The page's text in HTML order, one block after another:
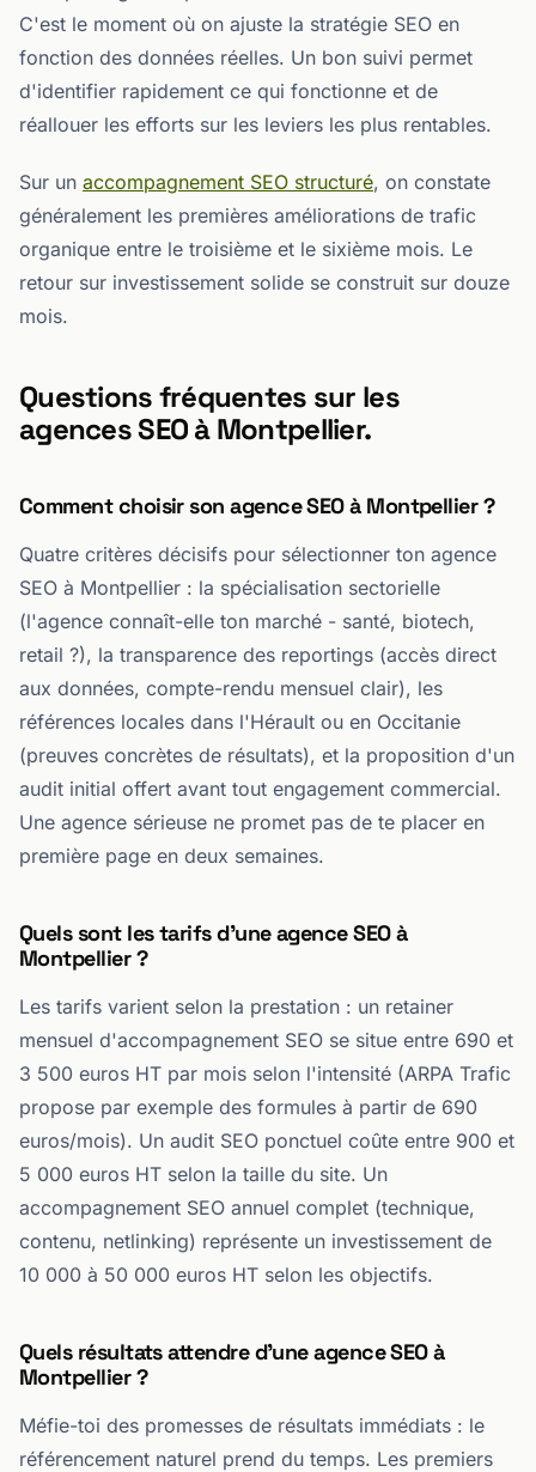
C'est le moment où on ajuste la stratégie SEO en
fonction des données réelles. Un bon suivi permet
d'identifier rapidement ce qui fonctionne et de
réallouer les efforts sur les leviers les plus rentables.
Sur un accompagnement SEO structuré, on constate
généralement les premières améliorations de trafic
organique entre le troisième et le sixième mois. Le
retour sur investissement solide se construit sur douze
mois.
Questions fréquentes sur les
agences SEO à Montpellier.
Comment choisir son agence SEO à Montpellier ?
Quatre critères décisifs pour sélectionner ton agence
SEO à Montpellier : la spécialisation sectorielle
(l'agence connaît-elle ton marché - santé, biotech,
retail ?), la transparence des reportings (accès direct
aux données, compte-rendu mensuel clair), les
références locales dans l'Hérault ou en Occitanie
(preuves concrètes de résultats), et la proposition d'un
audit initial offert avant tout engagement commercial.
Une agence sérieuse ne promet pas de te placer en
première page en deux semaines.
Quels sont les tarifs d'une agence SEO à
Montpellier ?
Les tarifs varient selon la prestation : un retainer
mensuel d'accompagnement SEO se situe entre 690 et
3 500 euros HT par mois selon l'intensité (ARPA Trafic
propose par exemple des formules à partir de 690
euros/mois). Un audit SEO ponctuel coûte entre 900 et
5 000 euros HT selon la taille du site. Un
accompagnement SEO annuel complet (technique,
contenu, netlinking) représente un investissement de
10 000 à 50 000 euros HT selon les objectifs.
Quels résultats attendre d'une agence SEO à
Montpellier ?
Méfie-toi des promesses de résultats immédiats : le
référencement naturel prend du temps. Les premiers